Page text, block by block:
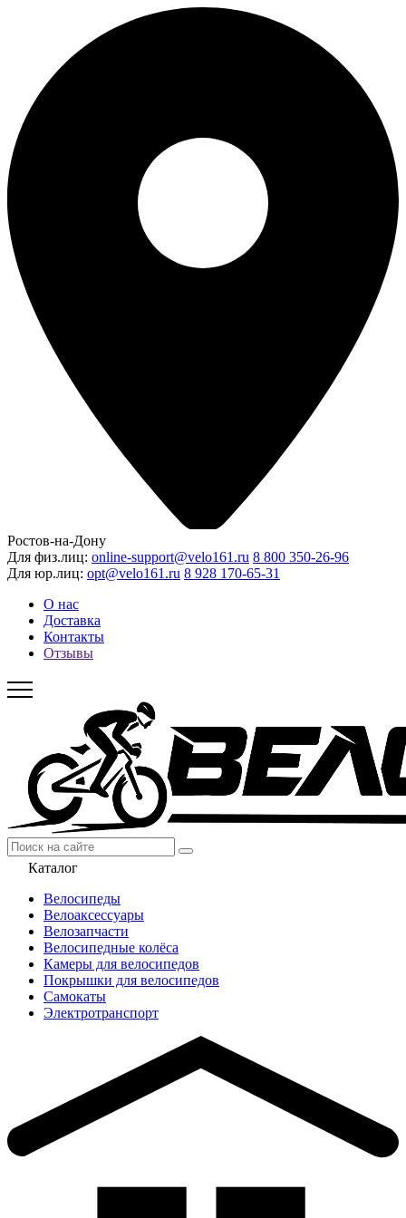
Ростов-на-Дону
Для физ.лиц: online-support@velo161.ru 8 800 350-26-96
Для юр.лиц: opt@velo161.ru 8 928 170-65-31
О нас
Доставка
Контакты
Отзывы
Каталог
Велосипеды
Велоаксессуары
Велозапчасти
Велосипедные колёса
Камеры для велосипедов
Покрышки для велосипедов
Самокаты
Электротранспорт